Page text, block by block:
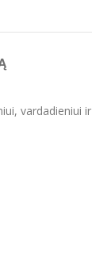
vardadieniui